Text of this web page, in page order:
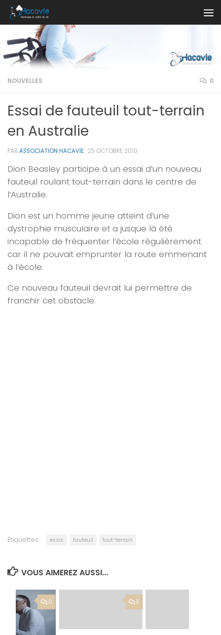
Au dessous du contenu
NOUVELLES 0
Essai de fauteuil tout-terrain
en Australie
PAR ASSOCIATION HACAVIE · 25 OCTOBRE 2010
Dion Beasley participe à un essai d’un nouveau
fauteuil roulant tout-terrain dans le centre de
l’Australie.
Dion est un homme jeune atteint d’une
dystrophie musculaire et a jusque là été
incapable de fréquenter l’école régulièrement
car il ne pouvait emprunter la route emmenant
à l’école.
Ce nouveau fauteuil devrait lui permettre de
franchir cet obstacle.
Étiquettes : essai fauteuil tout-terrain
VOUS AIMEREZ AUSSI...
11
0